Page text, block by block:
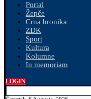
Portal
Žepče
Crna hronika
ZDK
Sport
Kultura
Kolumne
In memoriam
LOGIN